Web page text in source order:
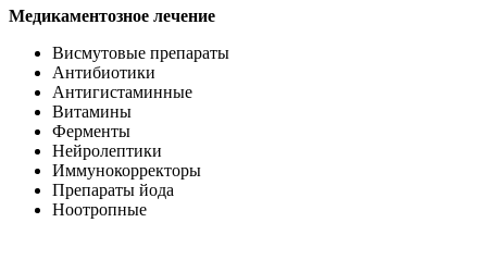
Медикаментозное лечение
Висмутовые препараты
Антибиотики
Антигистаминные
Витамины
Ферменты
Нейролептики
Иммунокорректоры
Препараты йода
Ноотропные